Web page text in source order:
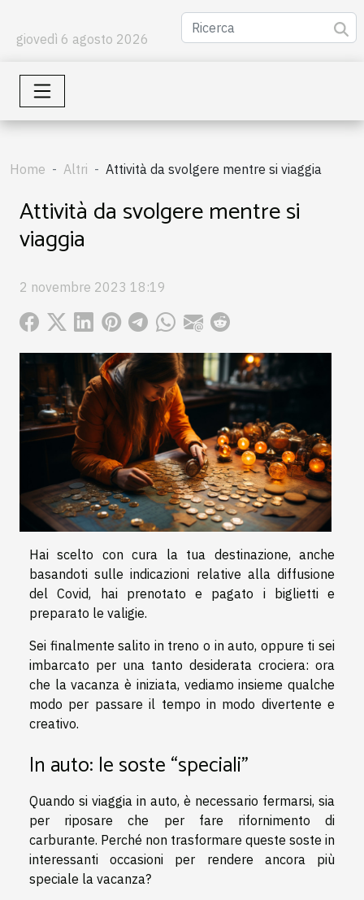
giovedì 6 agosto 2026
Home Altri Attività da svolgere mentre si viaggia
Attività da svolgere mentre si
viaggia
2 novembre 2023 18:19
Hai scelto con cura la tua destinazione, anche
basandoti sulle indicazioni relative alla diffusione
del Covid, hai prenotato e pagato i biglietti e
preparato le valigie.
Sei finalmente salito in treno o in auto, oppure ti sei
imbarcato per una tanto desiderata crociera: ora
che la vacanza è iniziata, vediamo insieme qualche
modo per passare il tempo in modo divertente e
creativo.
In auto: le soste “speciali”
Quando si viaggia in auto, è necessario fermarsi, sia
per riposare che per fare rifornimento di
carburante. Perché non trasformare queste soste in
interessanti occasioni per rendere ancora più
speciale la vacanza?